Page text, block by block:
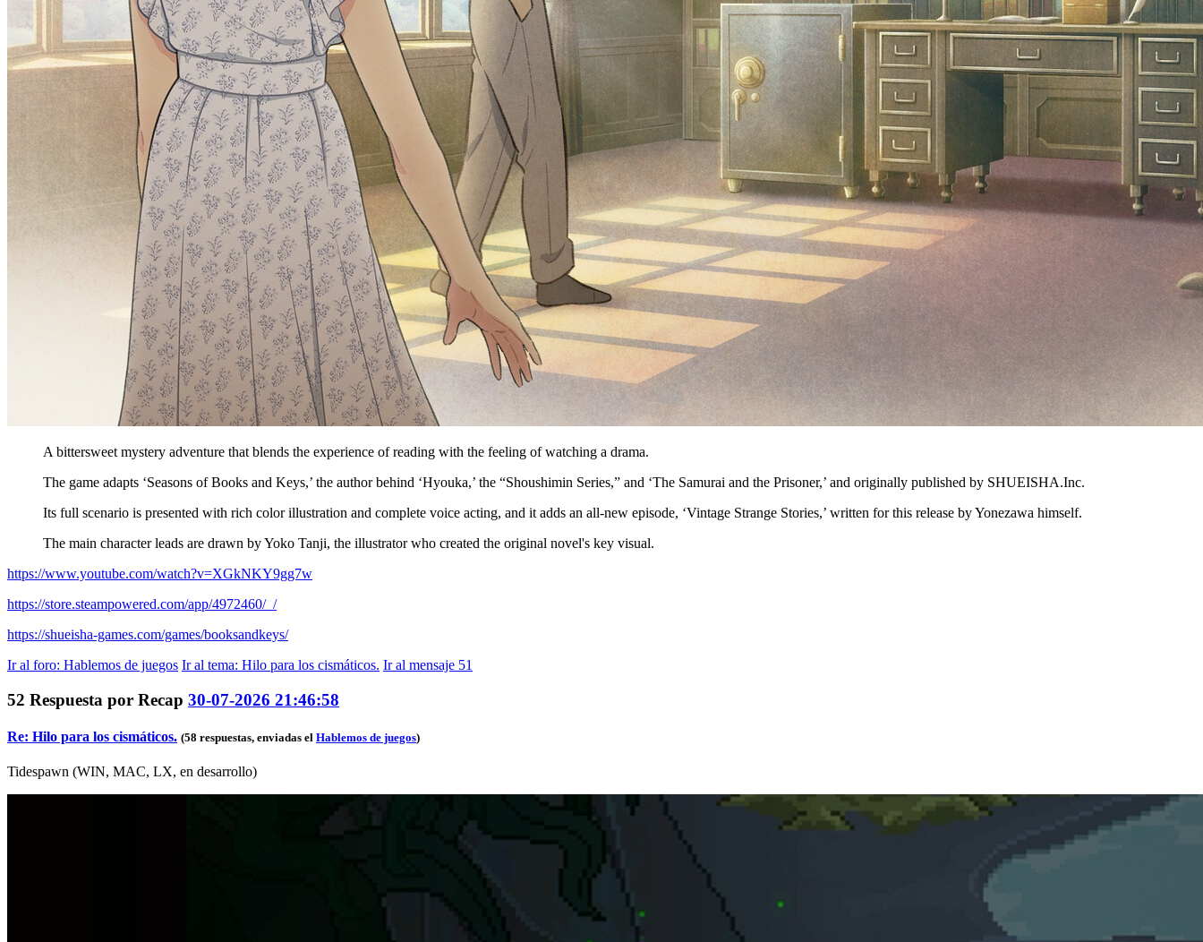
A bittersweet mystery adventure that blends the experience of reading with the feeling of watching a drama.
The game adapts ‘Seasons of Books and Keys,’ the author behind ‘Hyouka,’ the “Shoushimin Series,” and ‘The Samurai and the Prisoner,’ and originally published by SHUEISHA.Inc.
Its full scenario is presented with rich color illustration and complete voice acting, and it adds an all-new episode, ‘Vintage Strange Stories,’ written for this release by Yonezawa himself.
The main character leads are drawn by Yoko Tanji, the illustrator who created the original novel's key visual.
https://www.youtube.com/watch?v=XGkNKY9gg7w
https://store.steampowered.com/app/4972460/_/
https://shueisha-games.com/games/booksandkeys/
Ir al foro: Hablemos de juegos Ir al tema: Hilo para los cismáticos. Ir al mensaje 51
52 Respuesta por Recap 30-07-2026 21:46:58
Re: Hilo para los cismáticos. (58 respuestas, enviadas el Hablemos de juegos)
Tidespawn (WIN, MAC, LX, en desarrollo)